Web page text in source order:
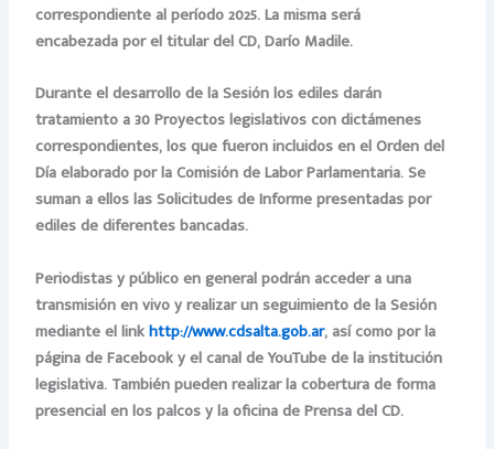
correspondiente al período 2025. La misma será
encabezadapor el titular del CD, Darío Madile.
Durante el desarrollo de la Sesión los ediles darán
tratamiento a 30 Proyectos legislativos con dictámenes
correspondientes, los que fueron incluidos en el Orden del
Día elaborado por la Comisión de Labor Parlamentaria. Se
suman a ellos las Solicitudes de Informe presentadas por
ediles de diferentes bancadas.
Periodistas y público en general podrán acceder a una
transmisión en vivo y realizar un seguimiento de la Sesión
mediante el linkhttp://www.cdsalta.gob.ar, así como por la
página de Facebook y el canal de YouTube de la institución
legislativa. También pueden realizar la cobertura de forma
presencial en los palcos y la oficina de Prensa del CD.